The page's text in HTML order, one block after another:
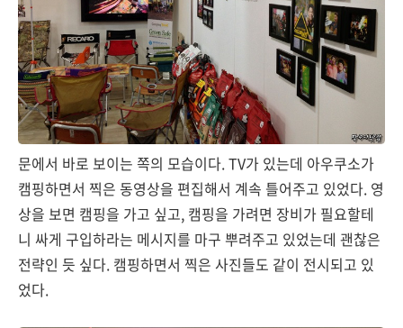
문에서 바로 보이는 쪽의 모습이다. TV가 있는데 아우쿠소가
캠핑하면서 찍은 동영상을 편집해서 계속 틀어주고 있었다. 영
상을 보면 캠핑을 가고 싶고, 캠핑을 가려면 장비가 필요할테
니 싸게 구입하라는 메시지를 마구 뿌려주고 있었는데 괜찮은
전략인 듯 싶다. 캠핑하면서 찍은 사진들도 같이 전시되고 있
었다.